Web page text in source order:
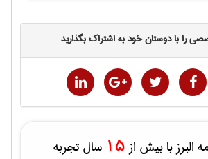
را با دوستان خود به اشتراک بگذارید
با بیش از 15 سال تجربه